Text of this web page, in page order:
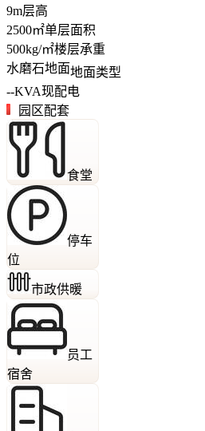
9m层高
2500㎡单层面积
500kg/㎡楼层承重
水磨石地面地面类型
--KVA现配电
园区配套
食堂
停车
位
市政供暖
员工
宿舍